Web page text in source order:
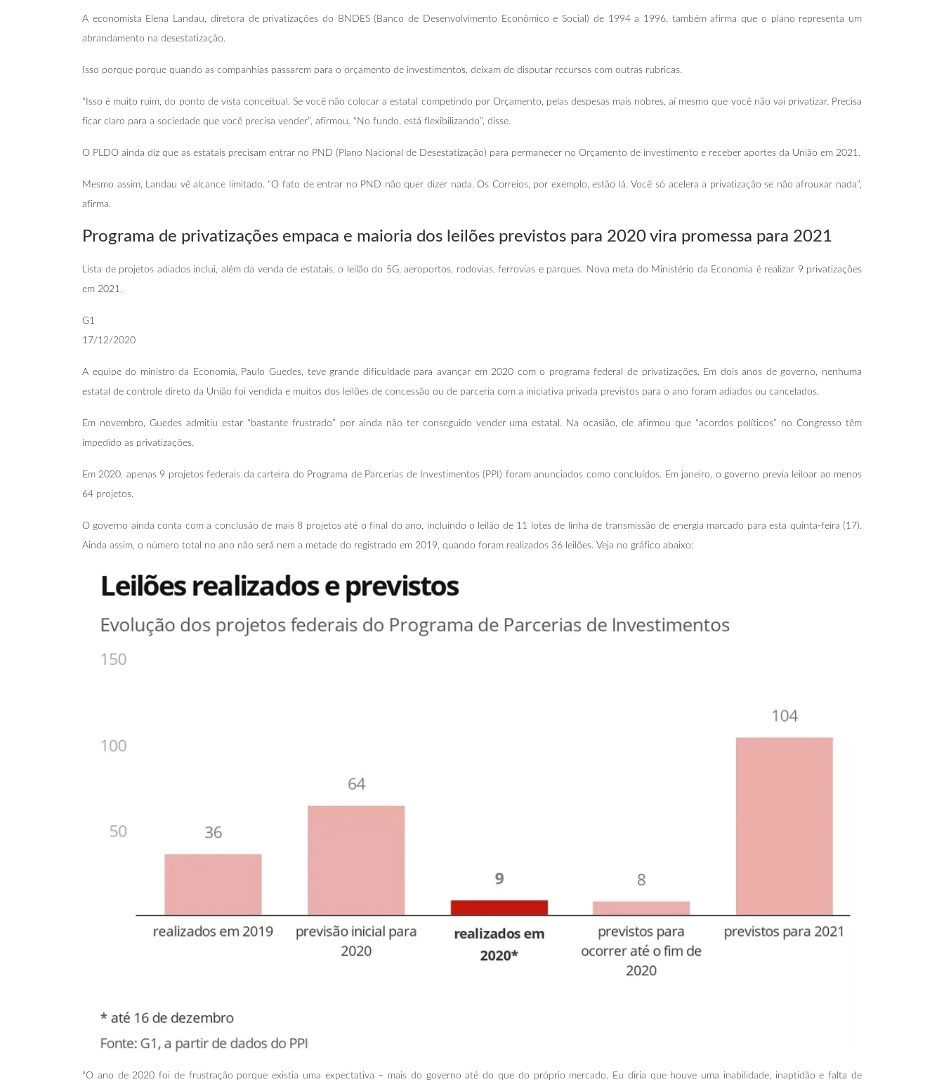
A economista Elena Landau, diretora de privatizações do BNDES (Banco de Desenvolvimento Econômico e Social) de 1994 a 1996, também afirma que o plano representa um
abrandamento na desestatização.
Isso porque porque quando as companhias passarem para o orçamento de investimentos, deixam de disputar recursos com outras rubricas.
“Isso é muito ruim, do ponto de vista conceitual. Se você não colocar a estatal competindo por Orçamento, pelas despesas mais nobres, aí mesmo que você não vai privatizar. Precisa
ficar claro para a sociedade que você precisa vender”, afirmou. “No fundo, está flexibilizando”, disse.
O PLDO ainda diz que as estatais precisam entrar no PND (Plano Nacional de Desestatização) para permanecer no Orçamento de investimento e receber aportes da União em 2021.
Mesmo assim, Landau vê alcance limitado. “O fato de entrar no PND não quer dizer nada. Os Correios, por exemplo, estão lá. Você só acelera a privatização se não afrouxar nada”,
afirma.
Programa de privatizações empaca e maioria dos leilões previstos para 2020 vira promessa para 2021
Lista de projetos adiados inclui, além da venda de estatais, o leilão do 5G, aeroportos, rodovias, ferrovias e parques. Nova meta do Ministério da Economia é realizar 9 privatizações
em 2021.
G1
17/12/2020
A equipe do ministro da Economia, Paulo Guedes, teve grande dificuldade para avançar em 2020 com o programa federal de privatizações. Em dois anos de governo, nenhuma
estatal de controle direto da União foi vendida e muitos dos leilões de concessão ou de parceria com a iniciativa privada previstos para o ano foram adiados ou cancelados.
Em novembro, Guedes admitiu estar “bastante frustrado” por ainda não ter conseguido vender uma estatal. Na ocasião, ele afirmou que “acordos políticos” no Congresso têm
impedido as privatizações.
Em 2020, apenas 9 projetos federais da carteira do Programa de Parcerias de Investimentos (PPI) foram anunciados como concluídos. Em janeiro, o governo previa leiloar ao menos
64 projetos.
O governo ainda conta com a conclusão de mais 8 projetos até o final do ano, incluindo o leilão de 11 lotes de linha de transmissão de energia marcado para esta quinta-feira (17).
Ainda assim, o número total no ano não será nem a metade do registrado em 2019, quando foram realizados 36 leilões. Veja no gráfico abaixo:
“O ano de 2020 foi de frustração porque existia uma expectativa – mais do governo até do que do próprio mercado. Eu diria que houve uma inabilidade, inaptidão e falta de